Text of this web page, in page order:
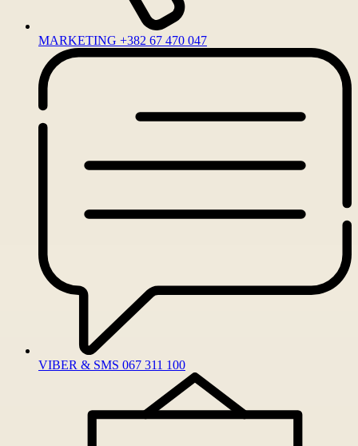
MARKETING +382 67 470 047
VIBER & SMS 067 311 100